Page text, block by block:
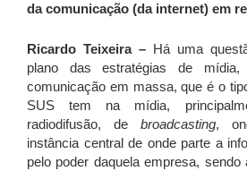
da comunicação (da internet) em
Ricardo Teixeira – Há uma
plano das estratégias de
comunicação em massa, que é o
SUS tem na mídia,
radiodifusão, de broadcasting,
instância central de onde parte a
pelo poder daquela empresa,